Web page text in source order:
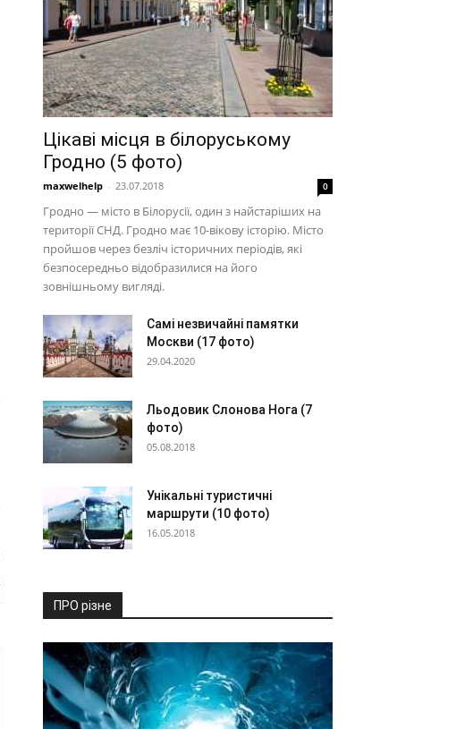
Цікаві місця в білоруському
Гродно (5 фото)
maxwelhelp - 23.07.2018 0
Гродно — місто в Білорусії, один з найстаріших на
території СНД. Гродно має 10-вікову історію. Місто
пройшов через безліч історичних періодів, які
безпосередньо відобразилися на його
зовнішньому вигляді.
Самі незвичайні памятки
Москви (17 фото)
29.04.2020
Льодовик Слонова Нога (7
фото)
05.08.2018
Унікальні туристичні
маршрути (10 фото)
16.05.2018
ПРО різне